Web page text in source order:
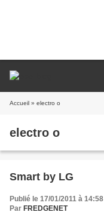
Accueil » electro o
electro o
Smart by LG
Publié le 17/01/2011 à 14:58
Par FREDGENET